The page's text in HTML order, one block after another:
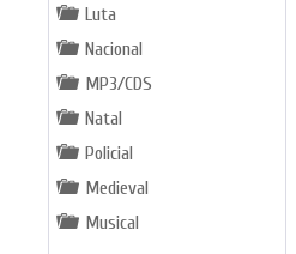
Luta
Nacional
MP3/CDS
Natal
Policial
Medieval
Musical